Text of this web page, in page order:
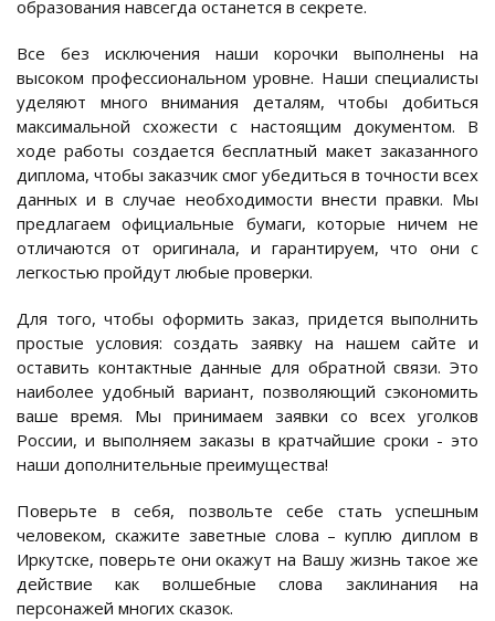
образования навсегда останется в секрете.
Все без исключения наши корочки выполнены на
высоком профессиональном уровне. Наши специалисты
уделяют много внимания деталям, чтобы добиться
максимальной схожести с настоящим документом. В
ходе работы создается бесплатный макет заказанного
диплома, чтобы заказчик смог убедиться в точности всех
данных и в случае необходимости внести правки. Мы
предлагаем официальные бумаги, которые ничем не
отличаются от оригинала, и гарантируем, что они с
легкостью пройдут любые проверки.
Для того, чтобы оформить заказ, придется выполнить
простые условия: создать заявку на нашем сайте и
оставить контактные данные для обратной связи. Это
наиболее удобный вариант, позволяющий сэкономить
ваше время. Мы принимаем заявки со всех уголков
России, и выполняем заказы в кратчайшие сроки - это
наши дополнительные преимущества!
Поверьте в себя, позвольте себе стать успешным
человеком, скажите заветные слова – куплю диплом в
Иркутске, поверьте они окажут на Вашу жизнь такое же
действие как волшебные слова заклинания на
персонажей многих сказок.